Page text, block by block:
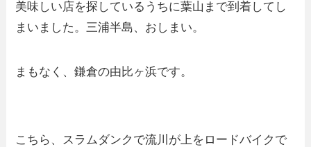
美味しい店を探しているうちに葉山まで到着してし
まいました。三浦半島、おしまい。
まもなく、鎌倉の由比ヶ浜です。
こちら、スラムダンクで流川が上をロードバイクで